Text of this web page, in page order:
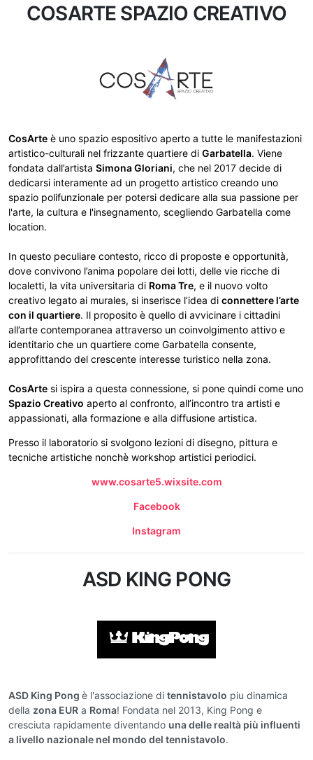
COSARTE SPAZIO CREATIVO
CosArte è uno spazio espositivo aperto a tutte le manifestazioni
artistico-culturali nel frizzante quartiere di Garbatella. Viene
fondata dall’artista Simona Gloriani, che nel 2017 decide di
dedicarsi interamente ad un progetto artistico creando uno
spazio polifunzionale per potersi dedicare alla sua passione per
l'arte, la cultura e l'insegnamento, scegliendo Garbatella come
location.
In questo peculiare contesto, ricco di proposte e opportunità,
dove convivono l’anima popolare dei lotti, delle vie ricche di
localetti, la vita universitaria di Roma Tre, e il nuovo volto
creativo legato ai murales, si inserisce l’idea di connettere l’arte
con il quartiere. Il proposito è quello di avvicinare i cittadini
all’arte contemporanea attraverso un coinvolgimento attivo e
identitario che un quartiere come Garbatella consente,
approfittando del crescente interesse turistico nella zona.
CosArte si ispira a questa connessione, si pone quindi come uno
Spazio Creativo aperto al confronto, all’incontro tra artisti e
appassionati, alla formazione e alla diffusione artistica.
Presso il laboratorio si svolgono lezioni di disegno, pittura e
tecniche artistiche nonchè workshop artistici periodici.
www.cosarte5.wixsite.com
Facebook
Instagram
ASD KING PONG
ASD King Pong è l'associazione di tennistavolo piu dinamica
della zona EUR a Roma! Fondata nel 2013, King Pong e
cresciuta rapidamente diventando una delle realtà più influenti
a livello nazionale nel mondo del tennistavolo.